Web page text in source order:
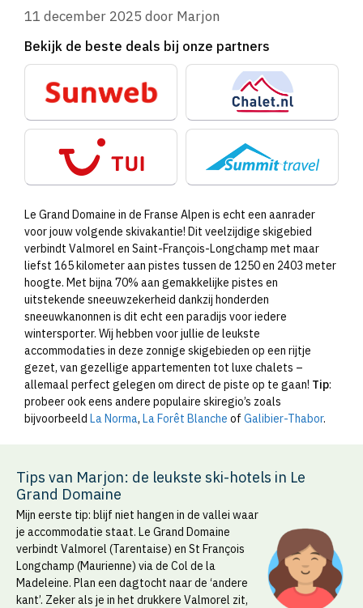
11 december 2025 door Marjon
Bekijk de beste deals bij onze partners
Le Grand Domaine in de Franse Alpen is echt een aanrader
voor jouw volgende skivakantie! Dit veelzijdige skigebied
verbindt Valmorel en Saint-François-Longchamp met maar
liefst 165 kilometer aan pistes tussen de 1250 en 2403 meter
hoogte. Met bijna 70% aan gemakkelijke pistes en
uitstekende sneeuwzekerheid dankzij honderden
sneeuwkanonnen is dit echt een paradijs voor iedere
wintersporter. Wij hebben voor jullie de leukste
accommodaties in deze zonnige skigebieden op een rijtje
gezet, van gezellige appartementen tot luxe chalets –
allemaal perfect gelegen om direct de piste op te gaan! Tip:
probeer ook eens andere populaire skiregio’s zoals
bijvoorbeeld La Norma, La Forêt Blanche of Galibier-Thabor.
Tips van Marjon: de leukste ski-hotels in Le
Grand Domaine
Mijn eerste tip: blijf niet hangen in de vallei waar
je accommodatie staat. Le Grand Domaine
verbindt Valmorel (Tarentaise) en St François
Longchamp (Maurienne) via de Col de la
Madeleine. Plan een dagtocht naar de ‘andere
kant’. Zeker als je in het drukkere Valmorel zit,